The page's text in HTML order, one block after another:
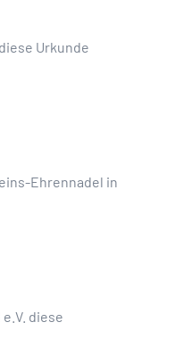
Urkunde
Ehrennadel in
diese